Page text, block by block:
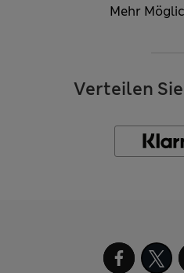
Mehr
Verteilen